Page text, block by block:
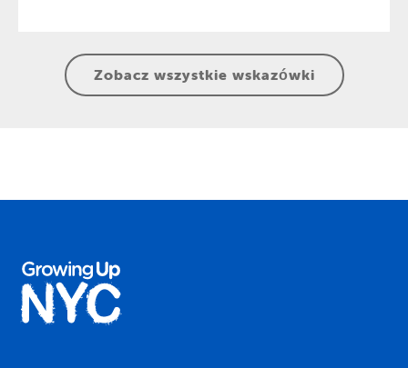
Zobacz wszystkie wskazówki